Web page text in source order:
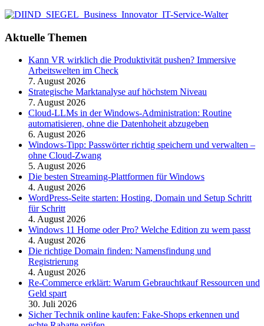
Aktuelle Themen
Kann VR wirklich die Produktivität pushen? Immersive
Arbeitswelten im Check
7. August 2026
Strategische Marktanalyse auf höchstem Niveau
7. August 2026
Cloud-LLMs in der Windows-Administration: Routine
automatisieren, ohne die Datenhoheit abzugeben
6. August 2026
Windows-Tipp: Passwörter richtig speichern und verwalten –
ohne Cloud-Zwang
5. August 2026
Die besten Streaming-Plattformen für Windows
4. August 2026
WordPress-Seite starten: Hosting, Domain und Setup Schritt
für Schritt
4. August 2026
Windows 11 Home oder Pro? Welche Edition zu wem passt
4. August 2026
Die richtige Domain finden: Namensfindung und
Registrierung
4. August 2026
Re-Commerce erklärt: Warum Gebrauchtkauf Ressourcen und
Geld spart
30. Juli 2026
Sicher Technik online kaufen: Fake-Shops erkennen und